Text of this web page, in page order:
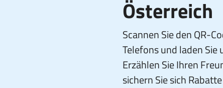
Österreich
Scannen Sie den QR-
Telefons und laden Sie
Erzählen Sie Ihren
sichern Sie sich